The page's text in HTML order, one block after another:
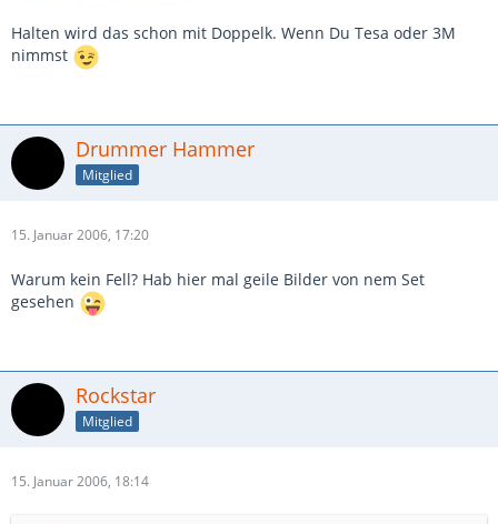
Halten wird das schon mit Doppelk. Wenn Du Tesa oder 3M
nimmst
Drummer Hammer
Mitglied
15. Januar 2006, 17:20
Warum kein Fell? Hab hier mal geile Bilder von nem Set
gesehen
Rockstar
Mitglied
15. Januar 2006, 18:14